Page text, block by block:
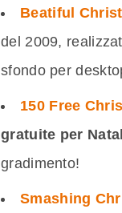
Beatiful
del 2009,
sfondo per
150 Free
gratuite per
gradimento!
Smashing